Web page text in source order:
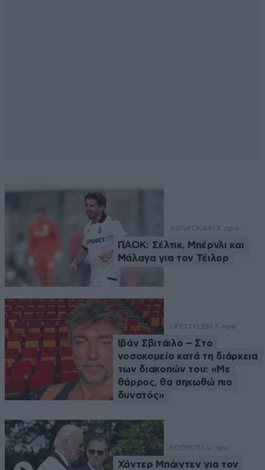
ΑΘΛΗΤΙΚΑ41 λ. πριν
ΠΑΟΚ: Σέλτικ, Μπέρνλι και
Μάλαγα για τον Τέιλορ
LIFESTYLE51 λ. πριν
Ιβάν Σβιτάιλο – Στο
νοσοκομείο κατά τη διάρκεια
των διακοπών του: «Με
θάρρος, θα σηκωθώ πιο
δυνατός»
ΚΟΣΜΟΣ 1 ω. πριν
Χάντερ Μπάιντεν για τον